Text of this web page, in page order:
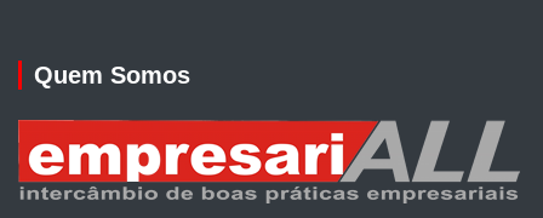
Quem Somos